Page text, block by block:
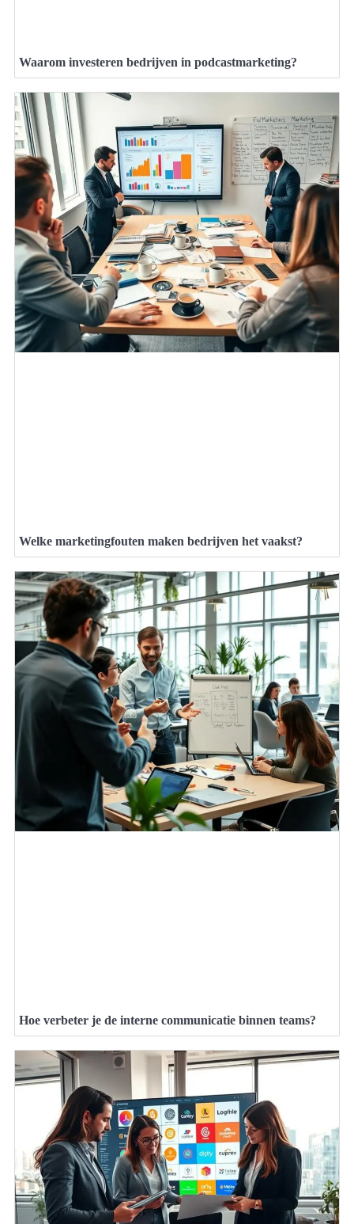
Waarom investeren bedrijven in podcastmarketing?
Welke marketingfouten maken bedrijven het vaakst?
Hoe verbeter je de interne communicatie binnen teams?